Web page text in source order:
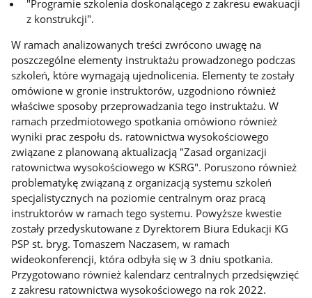
"Programie szkolenia doskonalącego z zakresu ewakuacji
z konstrukcji".
W ramach analizowanych treści zwrócono uwagę na
poszczególne elementy instruktażu prowadzonego podczas
szkoleń, które wymagają ujednolicenia. Elementy te zostały
omówione w gronie instruktorów, uzgodniono również
właściwe sposoby przeprowadzania tego instruktażu. W
ramach przedmiotowego spotkania omówiono również
wyniki prac zespołu ds. ratownictwa wysokościowego
związane z planowaną aktualizacją "Zasad organizacji
ratownictwa wysokościowego w KSRG". Poruszono również
problematykę związaną z organizacją systemu szkoleń
specjalistycznych na poziomie centralnym oraz pracą
instruktorów w ramach tego systemu. Powyższe kwestie
zostały przedyskutowane z Dyrektorem Biura Edukacji KG
PSP st. bryg. Tomaszem Naczasem, w ramach
wideokonferencji, która odbyła się w 3 dniu spotkania.
Przygotowano również kalendarz centralnych przedsięwzięć
z zakresu ratownictwa wysokościowego na rok 2022.